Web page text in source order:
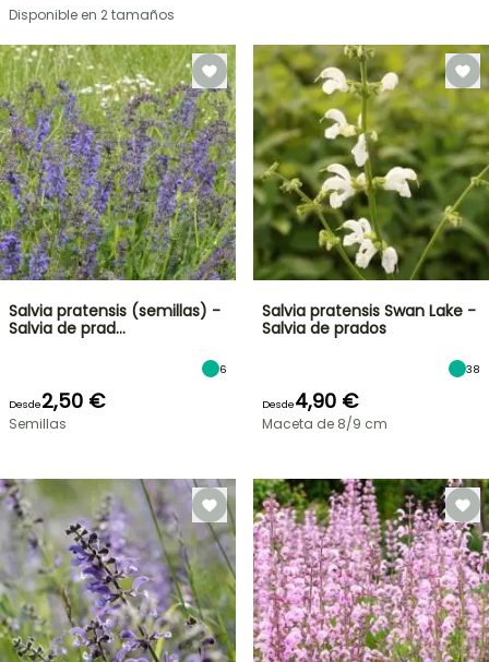
Disponible en 2 tamaños
Salvia pratensis (semillas) -
Salvia de prad…
6
Desde2,50 €
Semillas
Salvia pratensis Swan Lake -
Salvia de prados
38
Desde4,90 €
Maceta de 8/9 cm